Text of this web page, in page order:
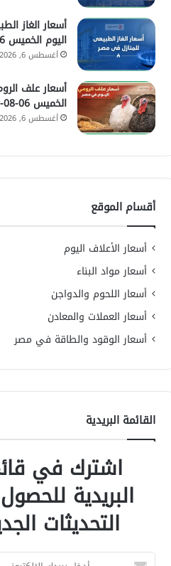
أسعار الغاز
اليوم الخميس 06-08-2026
أغسطس 6, 2026
أسعار علف
الخميس 06-08-2026
أغسطس 6, 2026
أقسام الموقع
أسعار الأعلاف اليوم
أسعار مواد البناء
أسعار اللحوم والدواجن
أسعار العملات والمعادن
أسعار الوقود والطاقة في مصر
القائمة البريدية
اشترك في
البريدية
التحديثات
أ